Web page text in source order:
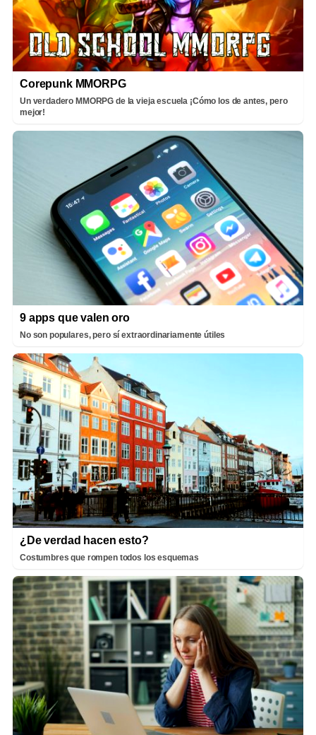
Corepunk MMORPG
Un verdadero MMORPG de la vieja escuela ¡Cómo los de antes, pero
mejor!
9 apps que valen oro
No son populares, pero sí extraordinariamente útiles
¿De verdad hacen esto?
Costumbres que rompen todos los esquemas